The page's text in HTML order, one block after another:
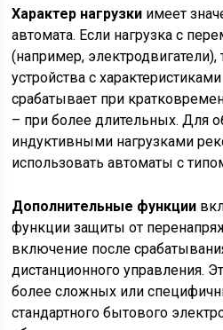
Характер нагрузки имеет
автомата. Если нагрузка с
(например,
устройства с
срабатывает при
– при более длительных. Для
индуктивными нагрузками
использовать автоматы с
Дополнительные функции
функции защиты от
включение после
дистанционного управления.
более сложных или
стандартного бытового